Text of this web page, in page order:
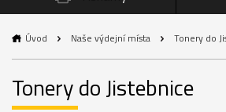
Úvod Naše výdejní místa Tonery do
Tonery do Jistebnice